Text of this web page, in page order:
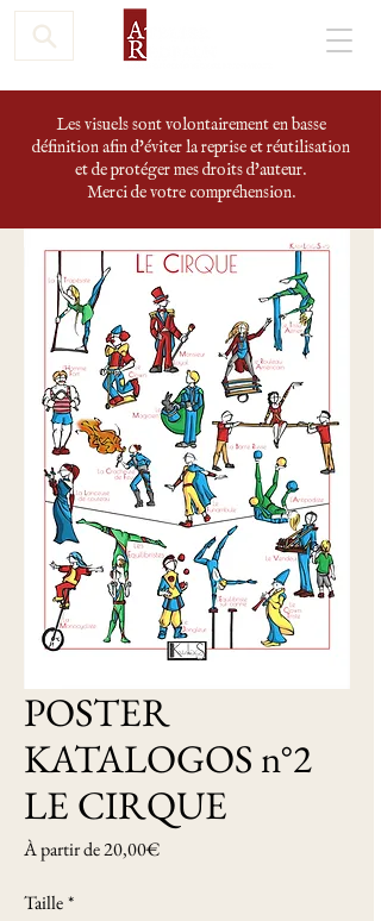
Les visuels sont volontairement en basse
définition afin d'éviter la reprise et réutilisation
et de protéger mes droits d'auteur.
Merci de votre compréhension.
POSTER
KATALOGOS n°2
LE CIRQUE
À partir de20,00€Prix
Taille*